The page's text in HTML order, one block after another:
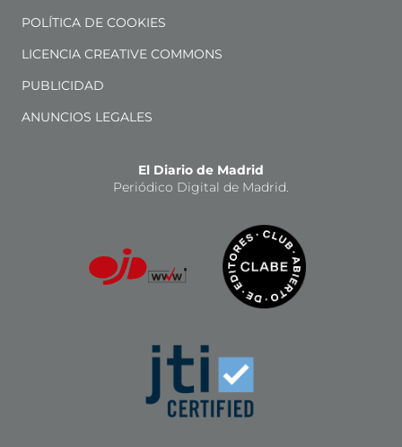
POLÍTICA DE COOKIES
LICENCIA CREATIVE COMMONS
PUBLICIDAD
ANUNCIOS LEGALES
El Diario de Madrid
Periódico Digital de Madrid.